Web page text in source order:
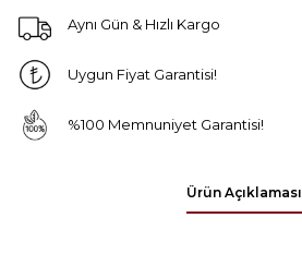
Aynı Gün & Hızlı Kargo
Uygun Fiyat Garantisi!
%100 Memnuniyet Garantisi!
Ürün Açıklaması